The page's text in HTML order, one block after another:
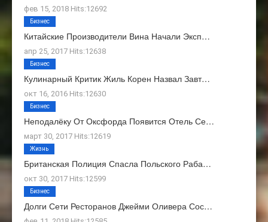
фев 15, 2018 Hits:12692
Китайские Производители Вина Начали Эксп…
апр 25, 2017 Hits:12638
Бизнес
Кулинарный Критик Жиль Корен Назвал Завт…
окт 16, 2016 Hits:12630
Бизнес
Неподалёку От Оксфорда Появится Отель Се…
март 30, 2017 Hits:12619
Бизнес
Британская Полиция Спасла Польского Раба…
окт 30, 2017 Hits:12599
Жизнь
Долги Сети Ресторанов Джейми Оливера Сос…
Бизнес